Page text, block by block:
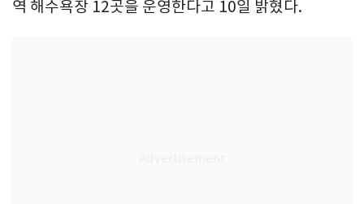
역 해수욕장 12곳을 운영한다고 10일 밝혔다.